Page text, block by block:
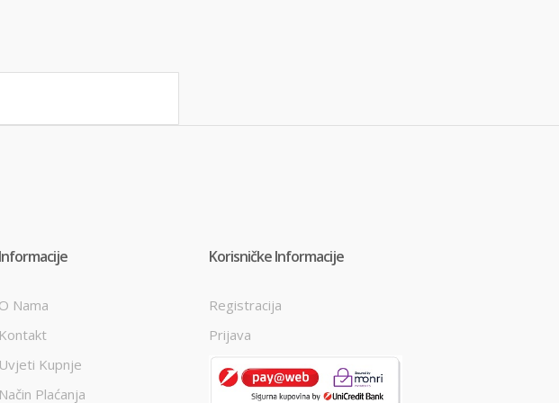
Informacije
O Nama
Kontakt
Uvjeti Kupnje
Način Plaćanja
Korisničke Informacije
Registracija
Prijava